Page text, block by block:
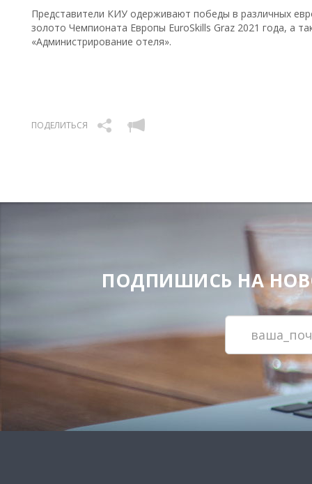
Представители КИУ одерживают победы в различных
золото Чемпионата Европы EuroSkills Graz 2021 года, а
«Администрирование отеля».
ПОДЕЛИТЬСЯ
ПОДПИШИСЬ НА